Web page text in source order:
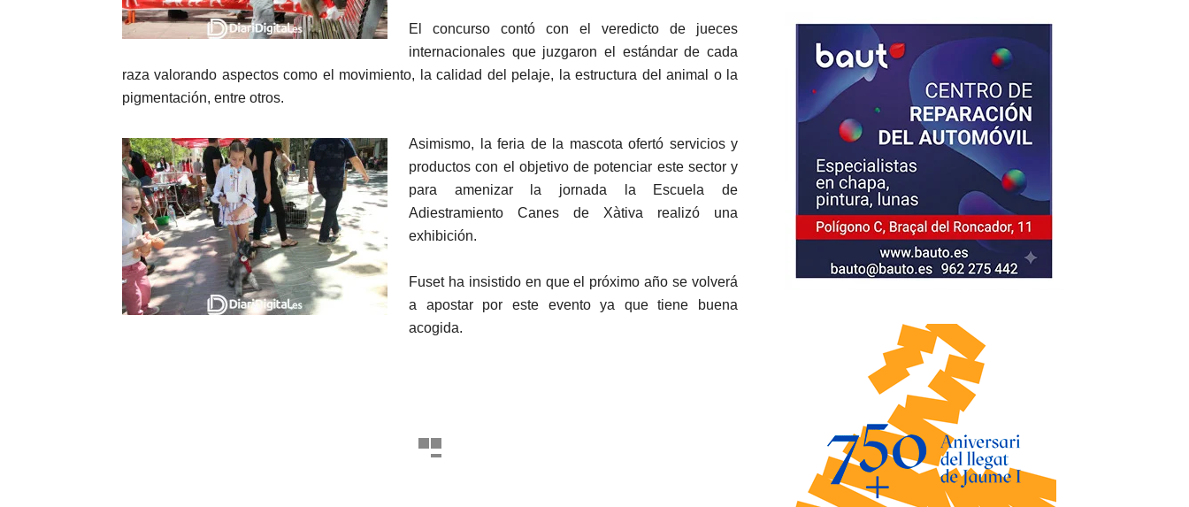
El concurso contó con el veredicto de jueces
internacionales que juzgaron el estándar de cada
raza valorando aspectos como el movimiento, la calidad del pelaje, la estructura del animal o la
pigmentación, entre otros.
Asimismo, la feria de la mascota ofertó servicios y
productos con el objetivo de potenciar este sector y
para amenizar la jornada la Escuela de
Adiestramiento Canes de Xàtiva realizó una
exhibición.
Fuset ha insistido en que el próximo año se volverá
a apostar por este evento ya que tiene buena
acogida.